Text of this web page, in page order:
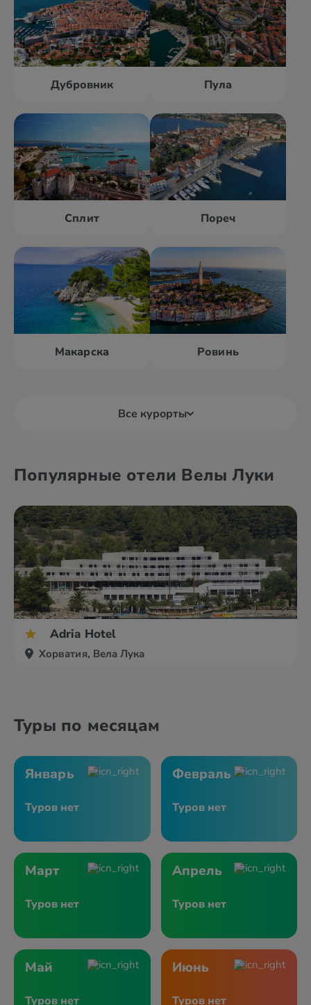
Дубровник Пула
Сплит Пореч
Макарска Ровинь
Все курорты
Биоград Водице
Популярные отели Велы Луки
Adria Hotel
Хорватия, Вела Лука
Туры по месяцам
Январь
Туров нет
Февраль
Туров нет
Март
Туров нет
Апрель
Туров нет
Май
Туров нет
Июнь
Туров нет